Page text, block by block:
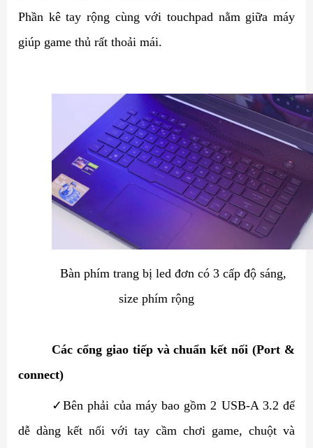
Phần kê tay rộng cùng với touchpad nằm giữa máy
giúp game thủ rất thoải mái.
Bàn phím trang bị led đơn có 3 cấp độ sáng,
size phím rộng
Các cổng giao tiếp và chuẩn kết nối (Port &
connect)
✓Bên phải của máy bao gồm 2 USB-A 3.2 để
dễ dàng kết nối với tay cầm chơi game, chuột và